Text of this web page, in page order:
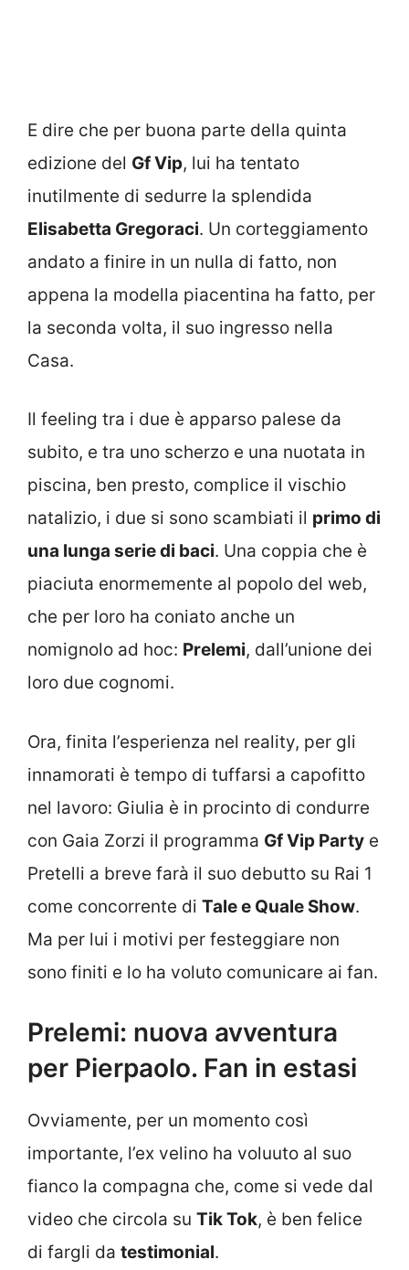
E dire che per buona parte della quinta
edizione del Gf Vip, lui ha tentato
inutilmente di sedurre la splendida
Elisabetta Gregoraci. Un corteggiamento
andato a finire in un nulla di fatto, non
appena la modella piacentina ha fatto, per
la seconda volta, il suo ingresso nella
Casa.
Il feeling tra i due è apparso palese da
subito, e tra uno scherzo e una nuotata in
piscina, ben presto, complice il vischio
natalizio, i due si sono scambiati il primo di
una lunga serie di baci. Una coppia che è
piaciuta enormemente al popolo del web,
che per loro ha coniato anche un
nomignolo ad hoc: Prelemi, dall’unione dei
loro due cognomi.
Ora, finita l’esperienza nel reality, per gli
innamorati è tempo di tuffarsi a capofitto
nel lavoro: Giulia è in procinto di condurre
con Gaia Zorzi il programma Gf Vip Party e
Pretelli a breve farà il suo debutto su Rai 1
come concorrente di Tale e Quale Show.
Ma per lui i motivi per festeggiare non
sono finiti e lo ha voluto comunicare ai fan.
Prelemi: nuova avventura
per Pierpaolo. Fan in estasi
Ovviamente, per un momento così
importante, l’ex velino ha voluuto al suo
fianco la compagna che, come si vede dal
video che circola su Tik Tok, è ben felice
di fargli da testimonial.